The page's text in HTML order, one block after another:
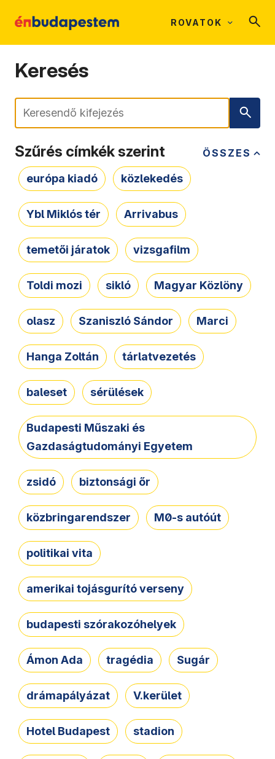
ROVATOK
Keresés
Keresés
ÖSSZES
Szűrés címkék szerint
európa kiadó közlekedés
Ybl Miklós tér Arrivabus
temetői járatok vizsgafilm
Toldi mozi sikló Magyar Közlöny
olasz Szaniszló Sándor Marci
Hanga Zoltán tárlatvezetés
baleset sérülések
Budapesti Műszaki és
Gazdaságtudományi Egyetem
zsidó biztonsági őr
közbringarendszer M0-s autóút
politikai vita
amerikai tojásgurító verseny
budapesti szórakozóhelyek
Ámon Ada tragédia Sugár
drámapályázat V.kerület
Hotel Budapest stadion